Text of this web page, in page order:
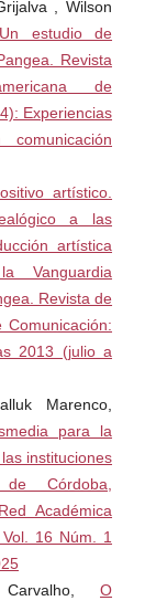
America’s
Collins.
La Nuova
Man. Boston:
y Street
Nº 16, pp.
New York:
Social de la
de 2013 en
.
on the
, Wilson
estudio de
Revista
de
Experiencias
artístico.
a las
artística
Vanguardia
Revista de
Comunicación:
2013 (julio a
Marenco,
para la
instituciones
Córdoba,
Académica
16 Núm. 1
O